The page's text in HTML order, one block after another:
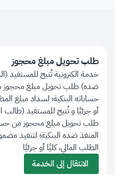
طلب تحويل مبلغ محجوز
خدمة الكترونية تُتيح للمستفيد
ضده) طلب تحويل مبلغ محجوز
حساباته البنكية؛ لسداد مبلغ
أو جزئيًا و تُتيح للمستفيد (طالب
طلب تحويل مبلغ محجوز من
المنفذ ضده البنكية؛ لتنفيذ
الطلب المالي، كليًا أو جزئيًا